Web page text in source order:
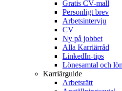
Gratis CV-mall
Personligt brev
Arbetsintervju
CV
Ny på jobbet
Alla Karriärråd
LinkedIn-tips
Lönesamtal och
Karriärguide
Arbetsrätt